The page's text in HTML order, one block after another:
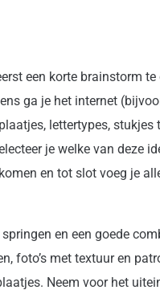
een korte brainstorm te
ga je het internet
lettertypes, stukjes
je welke van deze
en tot slot voeg je
en een goede
foto’s met textuur en
Neem voor het